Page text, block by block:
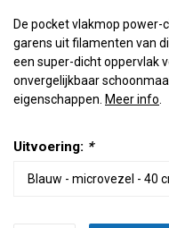
De pocket vlakmop power-
garens uit filamenten van
een super-dicht oppervlak
onvergelijkbaar
eigenschappen. Meer info
Uitvoering: *